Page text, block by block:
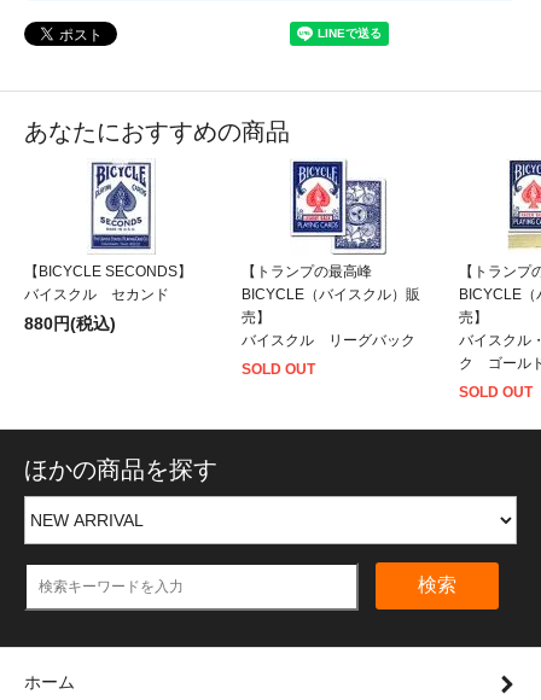
あなたにおすすめの商品
【BICYCLE SECONDS】
バイスクル セカンド
880円(税込)
【トランプの最高峰
BICYCLE（バイスクル）販
売】
バイスクル リーグバック
SOLD OUT
【トランプ
BICYCLE
売】
バイスクル
ク ゴール
SOLD OUT
ほかの商品を探す
検索
ホーム